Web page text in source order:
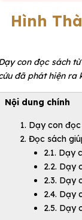
Hình
con đọc sách
đã phát hiện ra
Nội dung chính
Dạy con
Đọc sách
2.1. Dạy
2.2. Dạy
2.3. Dạy
2.4. Dạy
2.5. Dạy